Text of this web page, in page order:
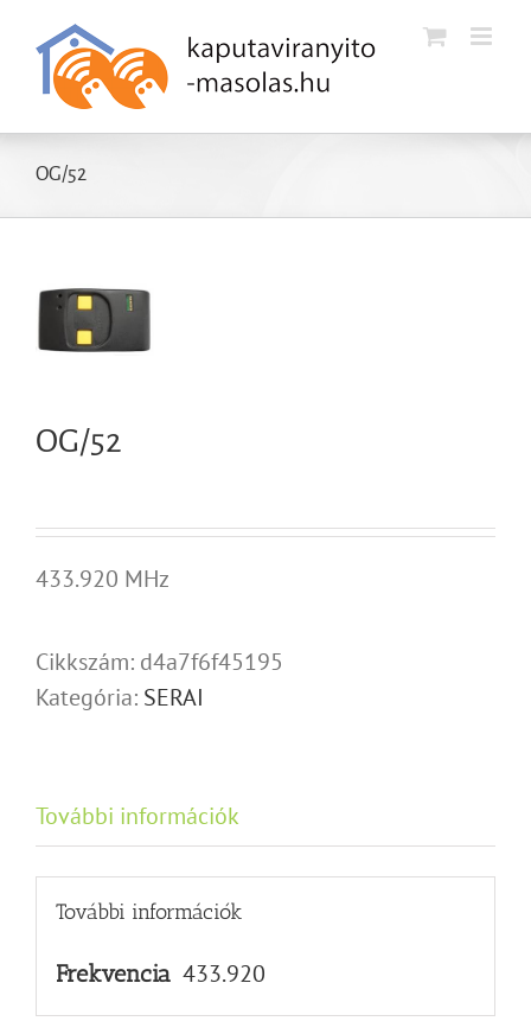
Kihagyás
OG/52
OG/52
433.920 MHz
Cikkszám: d4a7f6f45195
Kategória: SERAI
További információk
További információk
Frekvencia 433.920